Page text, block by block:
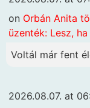
on Orbán Anita
üzenték: Lesz,
Voltál már fent
2026.08.07. at